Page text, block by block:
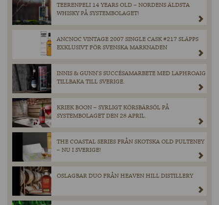
TEERENPELI 14 YEARS OLD – NORDENS ÄLDSTA
WHISKY PÅ SYSTEMBOLAGET!
ANCNOC VINTAGE 2007 SINGLE CASK #217 SLÄPPS
EXKLUSIVT FÖR SVENSKA MARKNADEN
INNIS & GUNN’S SUCCÉSAMARBETE MED LAPHROAIG
TILLBAKA TILL SVERIGE.
KRIEK BOON – SYRLIGT KÖRSBÄRSÖL PÅ
SYSTEMBOLAGET DEN 28 APRIL.
THE COASTAL SERIES FRÅN SKOTSKA OLD PULTENEY
– NU I SVERIGE!
OSLAGBAR DUO FRÅN HEAVEN HILL DISTILLERY